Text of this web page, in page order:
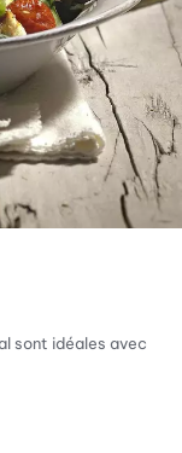
sont idéales avec